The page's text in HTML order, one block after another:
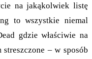
na jakąkolwiek listę
to wszystkie niemal
gdzie właściwie na
– w sposób